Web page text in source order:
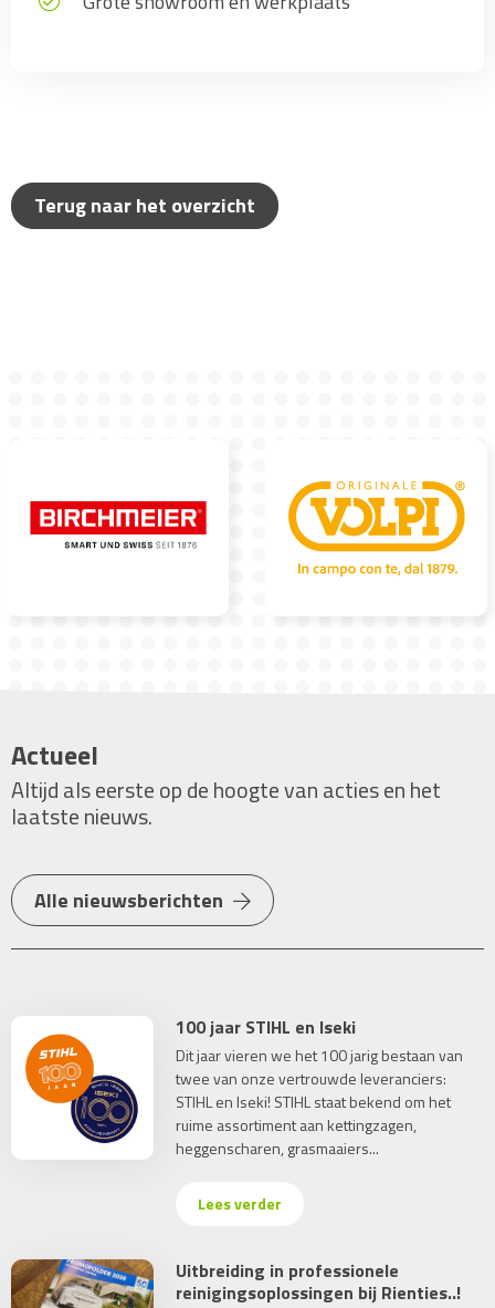
Terug naar het overzicht
Actueel
Altijd als eerste op de hoogte van acties en het
laatste nieuws.
Alle nieuwsberichten
100 jaar STIHL en Iseki
Dit jaar vieren we het 100 jarig bestaan van
twee van onze vertrouwde leveranciers:
STIHL en Iseki! STIHL staat bekend om het
ruime assortiment aan kettingzagen,
heggenscharen, grasmaaiers...
Lees verder
Uitbreiding in professionele
reinigingsoplossingen bij Rienties..!